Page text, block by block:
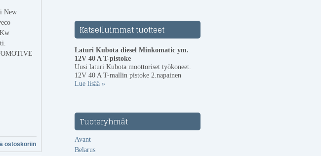
New
ostoskoriin
Katselluimmat tuotteet
Laturi Kubota diesel Minkomatic ym.
12V 40 A T-pistoke
Uusi laturi Kubota moottoriset työkoneet.
12V 40 A T-mallin pistoke 2.napainen
Lue lisää »
Tuoteryhmät
Avant
Belarus